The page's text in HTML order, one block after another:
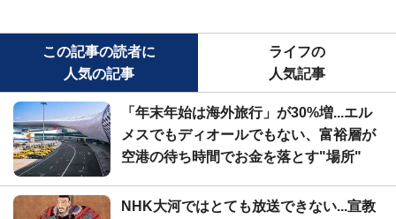
この記事の読者に
人気の記事
ライフの
人気記事
「年末年始は海外旅行」が30%増...エル
メスでもディオールでもない、富裕層が
空港の待ち時間でお金を落とす"場所"
NHK大河ではとても放送できない...宣教